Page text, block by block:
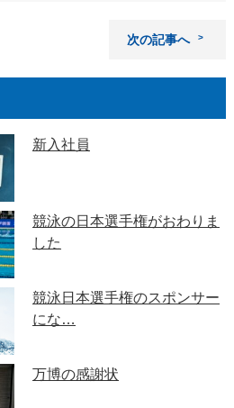
次の記事へ
新入社員
競泳の日本選手権がおわりま
した
競泳日本選手権のスポンサー
にな…
万博の感謝状